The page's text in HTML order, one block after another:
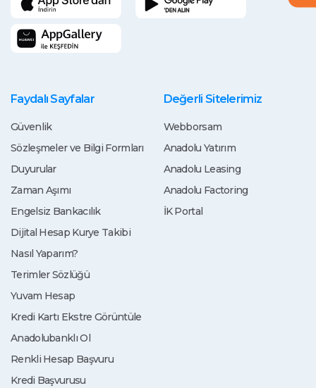
Faydalı Sayfalar
Güvenlik
Sözleşmeler ve Bilgi Formları
Duyurular
Zaman Aşımı
Engelsiz Bankacılık
Dijital Hesap Kurye Takibi
Nasıl Yaparım?
Terimler Sözlüğü
Yuvam Hesap
Kredi Kartı Ekstre Görüntüle
Anadolubanklı Ol
Renkli Hesap Başvuru
Kredi Başvurusu
Değerli Sitelerimiz
Webborsam
Anadolu Yatırım
Anadolu Leasing
Anadolu Factoring
İK Portal